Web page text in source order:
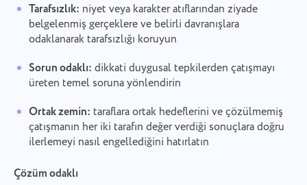
Tarafsızlık: niyet veya karakter atıflarından ziyade
belgelenmiş gerçeklere ve belirli davranışlara
odaklanarak tarafsızlığı koruyun
Sorun odaklı: dikkati duygusal tepkilerden çatışmayı
üreten temel soruna yönlendirin
Ortak zemin: taraflara ortak hedeflerini ve çözülmemiş
çatışmanın her iki tarafın değer verdiği sonuçlara doğru
ilerlemeyi nasıl engellediğini hatırlatın
Çözüm odaklı